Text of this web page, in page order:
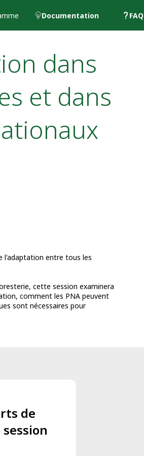
Documentation FAQ
dans
et dans
l'adaptation entre tous les
cette session examinera
comment les PNA peuvent
sont nécessaires pour
de